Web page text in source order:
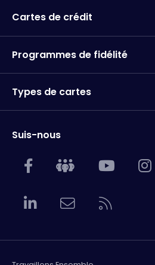
Cartes de crédit
Programmes de fidélité
Types de cartes
Suis-nous